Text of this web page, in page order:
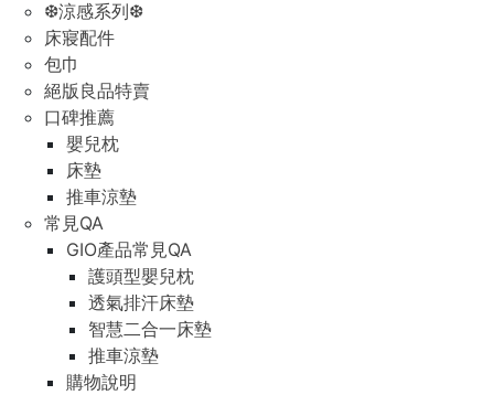
❆涼感系列❆
床寢配件
包巾
絕版良品特賣
口碑推薦
嬰兒枕
床墊
推車涼墊
常見QA
GIO產品常見QA
護頭型嬰兒枕
透氣排汗床墊
智慧二合一床墊
推車涼墊
購物說明